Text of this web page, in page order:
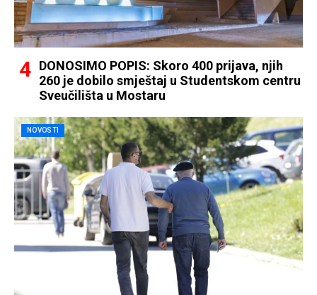
DONOSIMO POPIS: Skoro 400 prijava, njih
260 je dobilo smještaj u Studentskom centru
Sveučilišta u Mostaru
NOVOSTI